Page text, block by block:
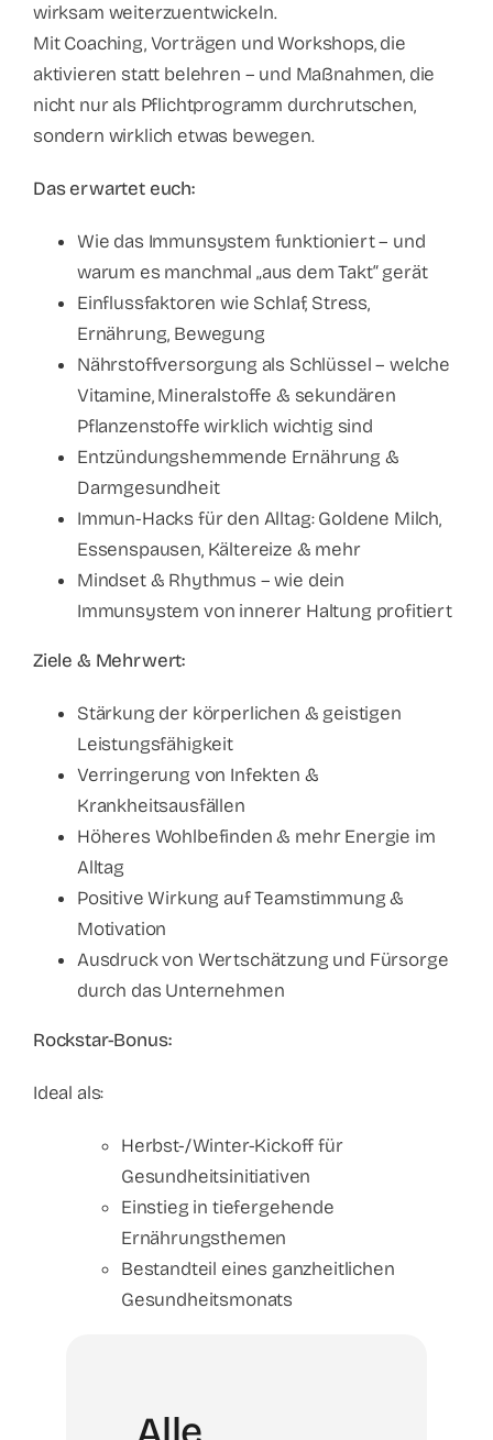
wirksam weiterzuentwickeln.
Mit Coaching, Vorträgen und Workshops, die
aktivieren statt belehren – und Maßnahmen, die
nicht nur als Pflichtprogramm durchrutschen,
sondern wirklich etwas bewegen.
Das erwartet euch:
Wie das Immunsystem funktioniert – und
warum es manchmal „aus dem Takt“ gerät
Einflussfaktoren wie Schlaf, Stress,
Ernährung, Bewegung
Nährstoffversorgung als Schlüssel – welche
Vitamine, Mineralstoffe & sekundären
Pflanzenstoffe wirklich wichtig sind
Entzündungshemmende Ernährung &
Darmgesundheit
Immun-Hacks für den Alltag: Goldene Milch,
Essenspausen, Kältereize & mehr
Mindset & Rhythmus – wie dein
Immunsystem von innerer Haltung profitiert
Ziele & Mehrwert:
Stärkung der körperlichen & geistigen
Leistungsfähigkeit
Verringerung von Infekten &
Krankheitsausfällen
Höheres Wohlbefinden & mehr Energie im
Alltag
Positive Wirkung auf Teamstimmung &
Motivation
Ausdruck von Wertschätzung und Fürsorge
durch das Unternehmen
Rockstar-Bonus:
Ideal als:
Herbst-/Winter-Kickoff für
Gesundheitsinitiativen
Einstieg in tiefergehende
Ernährungsthemen
Bestandteil eines ganzheitlichen
Gesundheitsmonats